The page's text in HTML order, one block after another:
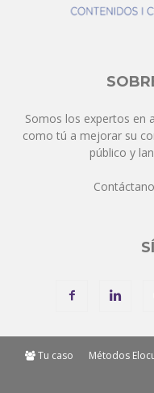
Somos los expertos en
como tú a mejorar su
público y
Tu caso Métodos